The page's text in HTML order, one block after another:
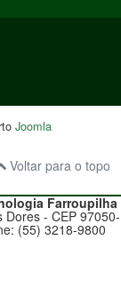
Joomla
Voltar para o topo
Farroupilha
- CEP 97050-
(55) 3218-9800